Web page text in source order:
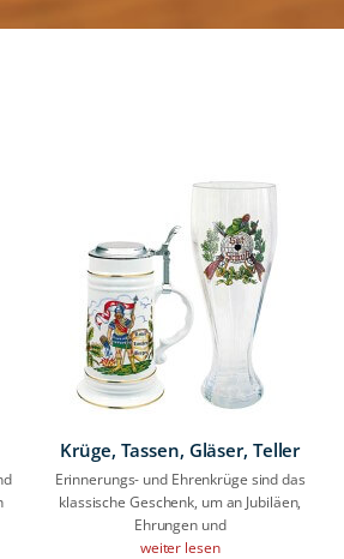
Krüge, Tassen, Gläser, Teller
Erinnerungs- und Ehrenkrüge sind das
klassische Geschenk, um an Jubiläen,
Ehrungen und
weiter lesen